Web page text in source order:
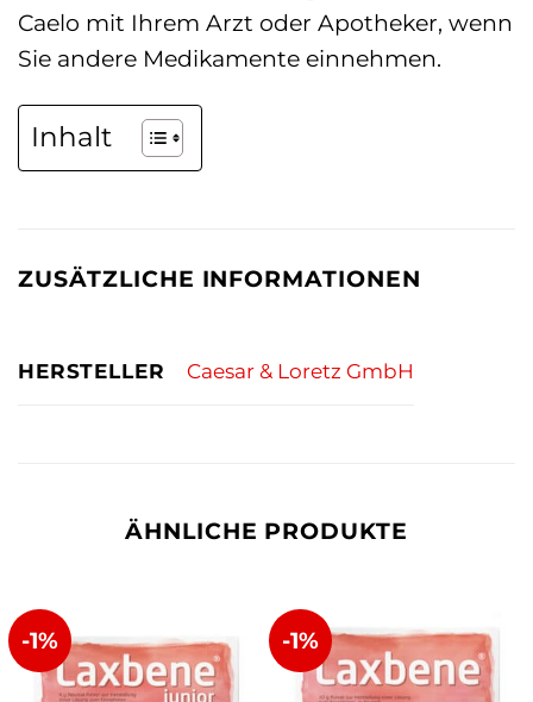
Caelo mit Ihrem Arzt oder Apotheker, wenn
Sie andere Medikamente einnehmen.
Inhalt
ZUSÄTZLICHE INFORMATIONEN
HERSTELLER Caesar & Loretz GmbH
ÄHNLICHE PRODUKTE
-1% -1%